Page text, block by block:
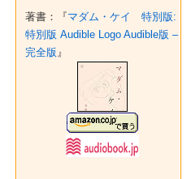
著書：『マダム・ケイ 特別版:
特別版 Audible Logo Audible版 –
完全版 』